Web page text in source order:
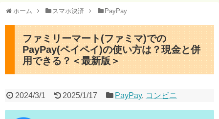
ホーム スマホ決済 PayPay
ファミリーマート(ファミマ)での
PayPay(ペイペイ)の使い方は？現金と併
用できる？＜最新版＞
2024/3/1 2025/1/17 PayPay, コンビニ